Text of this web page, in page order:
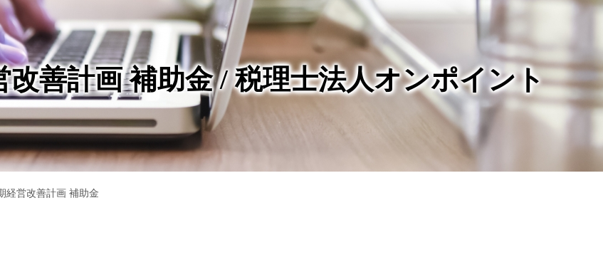
改善計画 補助金 / 税理士法人オンポイント
経営改善計画 補助金